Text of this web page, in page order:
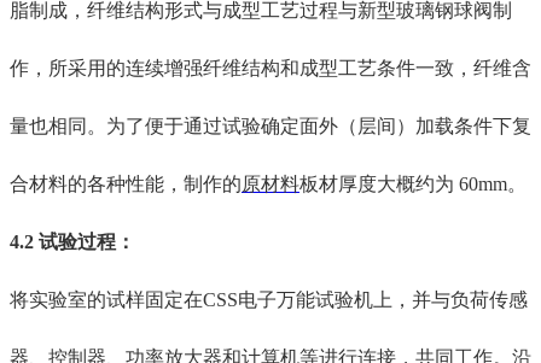
脂制成，纤维结构形式与成型工艺过程与新型玻璃钢球阀制
作 ， 所采用的连续增强纤维结构和成型工艺条件一致，纤维含
量也相同。为了便于通过试验确定面外（层间）加载条件下复
合材料的各种性能，制作的原材料板材厚度大概约为 60mm。
4.2 试验过程 ：
将实验室的试样固定在CSS电子万能试验机上， 并与负荷传感
器、控制器、功率放大器和计算机等进行连接 ， 共同工作。沿